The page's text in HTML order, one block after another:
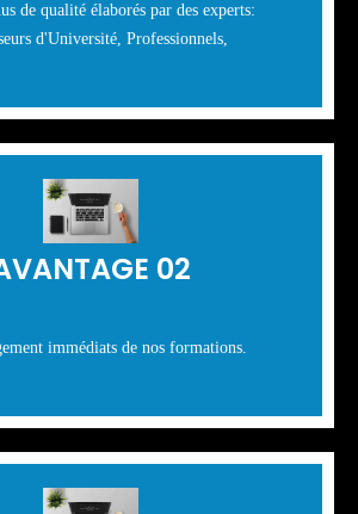
de qualité élaborés par des experts:
d'Université, Professionnels,
02
immédiats de nos formations.